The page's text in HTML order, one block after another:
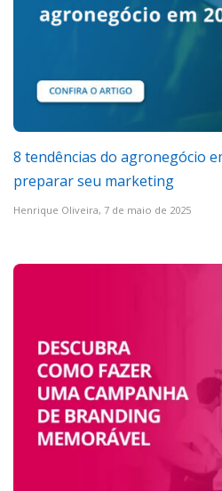
8 tendências do agronegócio
preparar seu marketing
Henrique Oliveira, 7 de maio de 2025